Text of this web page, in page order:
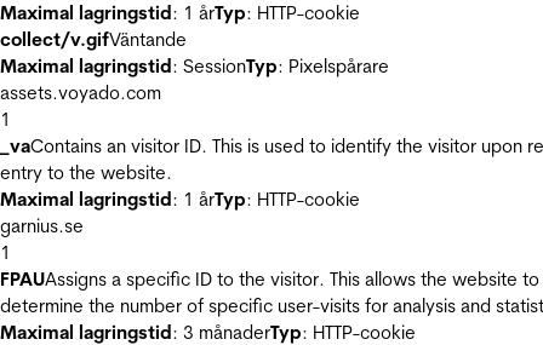
Maximal lagringstid: 1 årTyp: HTTP-cookie
collect/v.gifVäntande
Maximal lagringstid: SessionTyp: Pixelspårare
assets.voyado.com
1
_vaContains an visitor ID. This is used to identify the visitor upon
entry to the website.
Maximal lagringstid: 1 årTyp: HTTP-cookie
garnius.se
1
FPAUAssigns a specific ID to the visitor. This allows the website to
determine the number of specific user-visits for analysis and
Maximal lagringstid: 3 månaderTyp: HTTP-cookie